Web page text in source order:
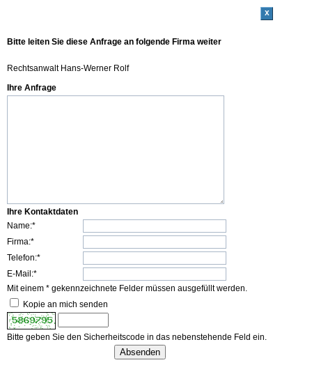
x
Bitte leiten Sie diese Anfrage an folgende Firma weiter
Rechtsanwalt Hans-Werner Rolf
Ihre Anfrage
Ihre Kontaktdaten
Name:*
Firma:*
Telefon:*
E-Mail:*
Mit einem * gekennzeichnete Felder müssen ausgefüllt werden.
Kopie an mich senden
Bitte geben Sie den Sicherheitscode in das nebenstehende Feld ein.